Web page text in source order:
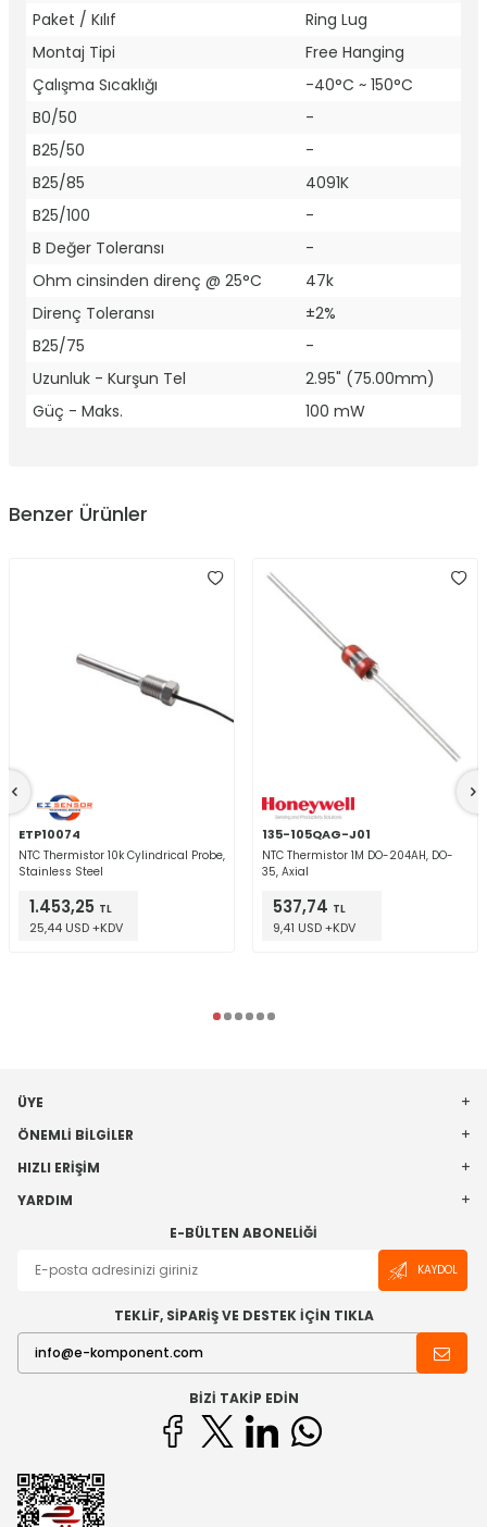
Paket / Kılıf
Ring Lug
Montaj Tipi
Free Hanging
Çalışma Sıcaklığı
-40°C ~ 150°C
B0/50
-
B25/50
-
B25/85
4091K
B25/100
-
B Değer Toleransı
-
Ohm cinsinden direnç @ 25°C
47k
Direnç Toleransı
±2%
B25/75
-
Uzunluk - Kurşun Tel
2.95" (75.00mm)
Güç - Maks.
100 mW
Benzer Ürünler
ETP10074
NTC Thermistor 10k Cylindrical Probe,
Stainless Steel
1.453,25 TL
25,44 USD +KDV
135-105QAG-J01
NTC Thermistor 1M DO-204AH, DO-
35, Axial
537,74 TL
9,41 USD +KDV
ÜYE
ÖNEMLI BILGILER
HIZLI ERIŞIM
YARDIM
E-BÜLTEN ABONELIĞI
KAYDOL
TEKLİF, SİPARİŞ VE DESTEK İÇİN TIKLA
BIZI TAKIP EDIN